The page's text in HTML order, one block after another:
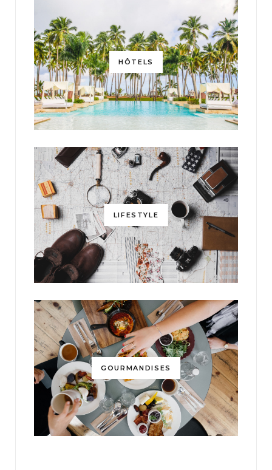
HÔTELS
LIFESTYLE
GOURMANDISES